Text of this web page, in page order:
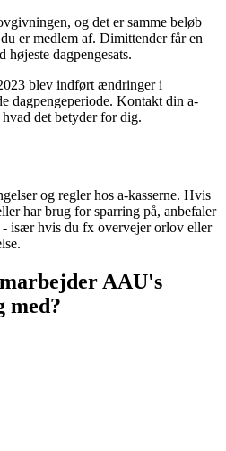
og det er samme beløb
er medlem af. Dimittender får en
højeste dagpengesats.
blev indført ændringer i
dagpengeperiode. Kontakt din a-
det betyder for dig.
og regler hos a-kasserne. Hvis
har brug for sparring på, anbefaler
- især hvis du fx overvejer orlov eller
AAU's
med?